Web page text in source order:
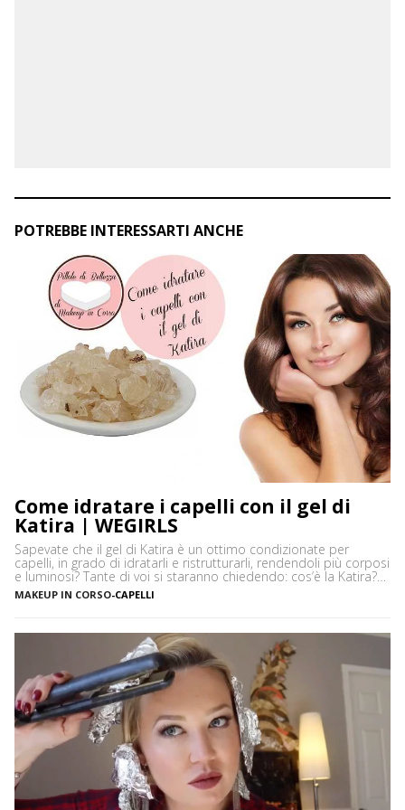
POTREBBE INTERESSARTI ANCHE
Come idratare i capelli con il gel di
Katira | WEGIRLS
Sapevate che il gel di Katira è un ottimo condizionate per
capelli, in grado di idratarli e ristrutturarli, rendendoli più corposi
e luminosi? Tante di voi si staranno chiedendo: cos’è la Katira?
La Katira o Gomma Adragante è una resina gelificante naturale
ottenuta dalla linfa essiccata di Astragalus gummifer, un piccolo
MAKEUP IN CORSO-CAPELLI